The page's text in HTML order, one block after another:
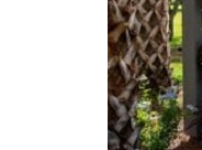
Muebles De